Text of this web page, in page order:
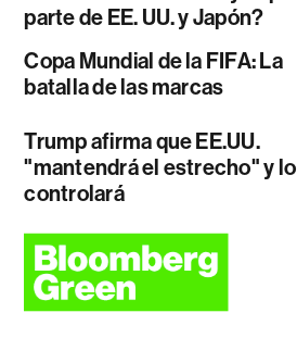
parte de EE. UU. y Japón?
Copa Mundial de la FIFA: La
batalla de las marcas
Trump afirma que EE.UU.
"mantendrá el estrecho" y lo
controlará